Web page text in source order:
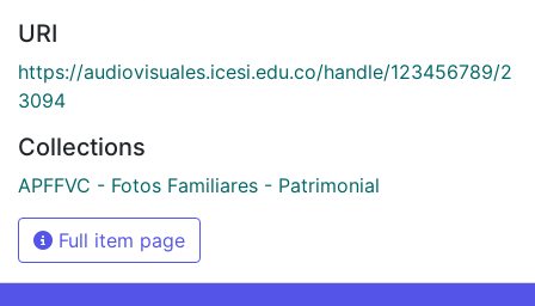
URI
https://audiovisuales.icesi.edu.co/handle/123456789/2
3094
Collections
APFFVC - Fotos Familiares - Patrimonial
Full item page